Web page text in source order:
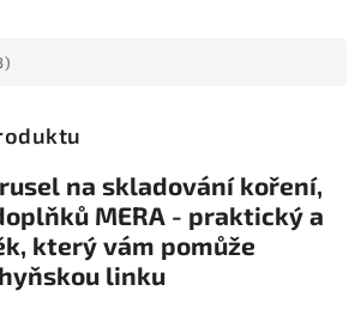
na skladování koření,
MERA - praktický a
který vám pomůže
linku